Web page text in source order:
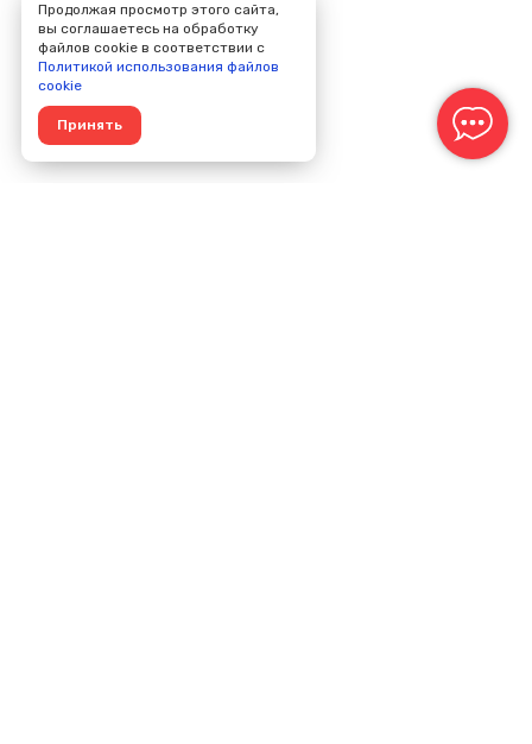
Продолжая просмотр этого сайта,
вы соглашаетесь на обработку
файлов cookie в соответствии с
Политикой использования файлов
cookie
Принять